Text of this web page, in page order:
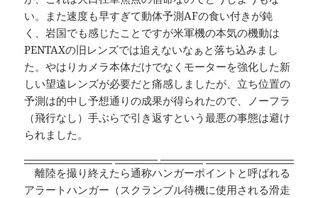
い。また速度も早すぎて動体予測AFの食い付きが鈍
く、岩国でも感じたことですが米軍機の本気の機動は
PENTAXの旧レンズでは追えないなぁと落ち込みまし
た。やはりカメラ本体だけでなくモーターを強化した新
しい望遠レンズが必要だと痛感しましたが、立ち位置の
予測は的中し予想通りの成果が得られたので、ノーフラ
（飛行なし）手ぶらで引き返すという最悪の事態は避け
られました。
離陸を撮り終えたら通称ハンガーポイントと呼ばれる
アラートハンガー（スクランブル待機に使用される滑走